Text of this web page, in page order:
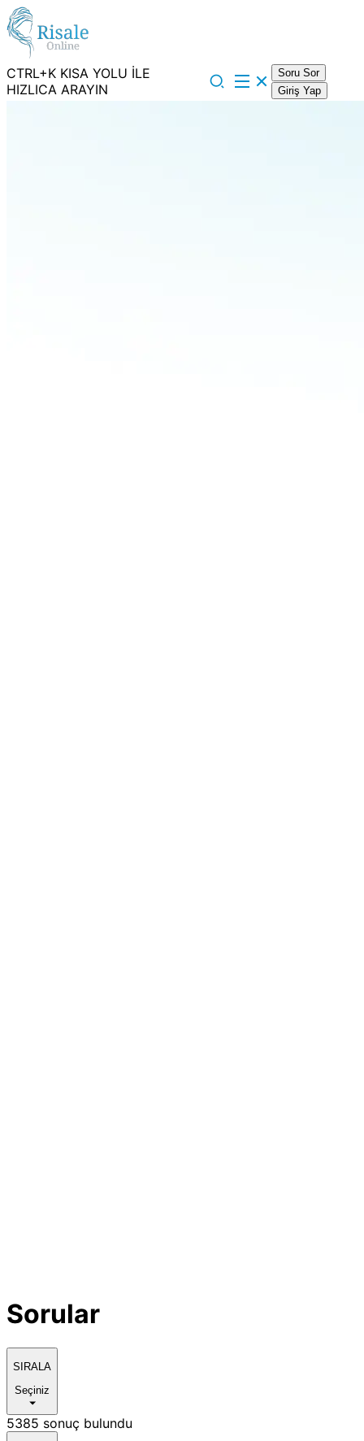
CTRL+K KISA YOLU İLE
HIZLICA ARAYIN
Soru Sor
Giriş Yap
Sorular
SIRALA
Seçiniz
5385 sonuç bulundu